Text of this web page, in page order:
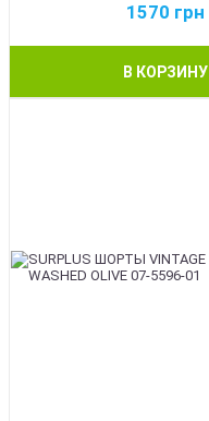
1570 грн
В КОРЗИНУ